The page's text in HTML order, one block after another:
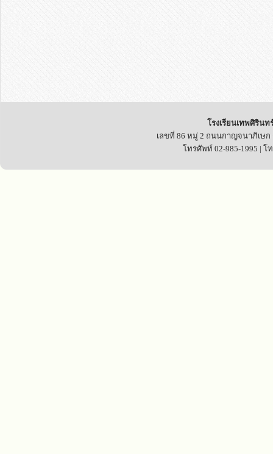
โรงเรียนเทพศิรินท
เลขที่ 86 หมู่ 2 ถนนกาญจนาภิเษก
โทรศัพท์ 02-985-1995 | โ